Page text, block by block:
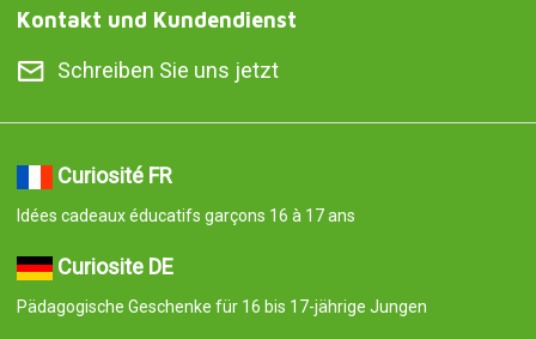
Kontakt und Kundendienst
Schreiben Sie uns jetzt
Curiosité FR
Idées cadeaux éducatifs garçons 16 à 17 ans
Curiosite DE
Pädagogische Geschenke für 16 bis 17-jährige Jungen